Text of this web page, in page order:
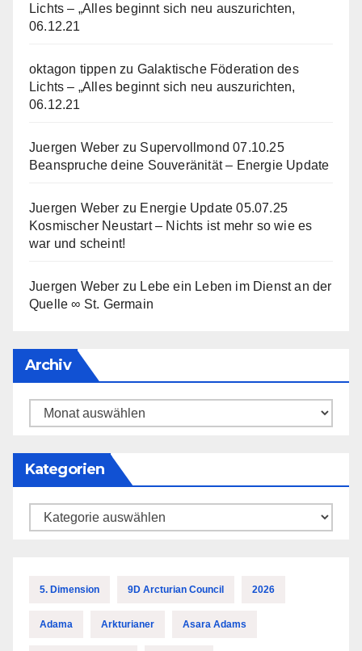
Lichts – „Alles beginnt sich neu auszurichten,
06.12.21
oktagon tippen zu Galaktische Föderation des
Lichts – „Alles beginnt sich neu auszurichten,
06.12.21
Juergen Weber zu Supervollmond 07.10.25
Beanspruche deine Souveränität – Energie Update
Juergen Weber zu Energie Update 05.07.25
Kosmischer Neustart – Nichts ist mehr so wie es
war und scheint!
Juergen Weber zu Lebe ein Leben im Dienst an der
Quelle ∞ St. Germain
Archiv
Archiv
Kategorien
Kategorien
5. Dimension 9D Arcturian Council 2026
Adama Arkturianer Asara Adams